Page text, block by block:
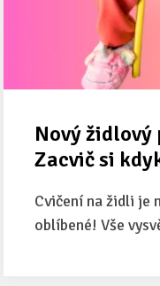
Nový židlový
Zacvič si
Cvičení na židli je
oblíbené! Vše